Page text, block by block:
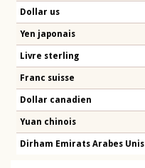
Dollar us
Yen japonais
Livre sterling
Franc suisse
Dollar canadien
Yuan chinois
Dirham Emirats Arabes Unis